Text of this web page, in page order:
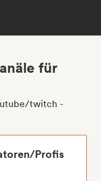
für
twitch -
Profis